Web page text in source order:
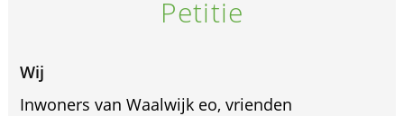
Petitie
Wij
Inwoners van Waalwijk eo, vrienden